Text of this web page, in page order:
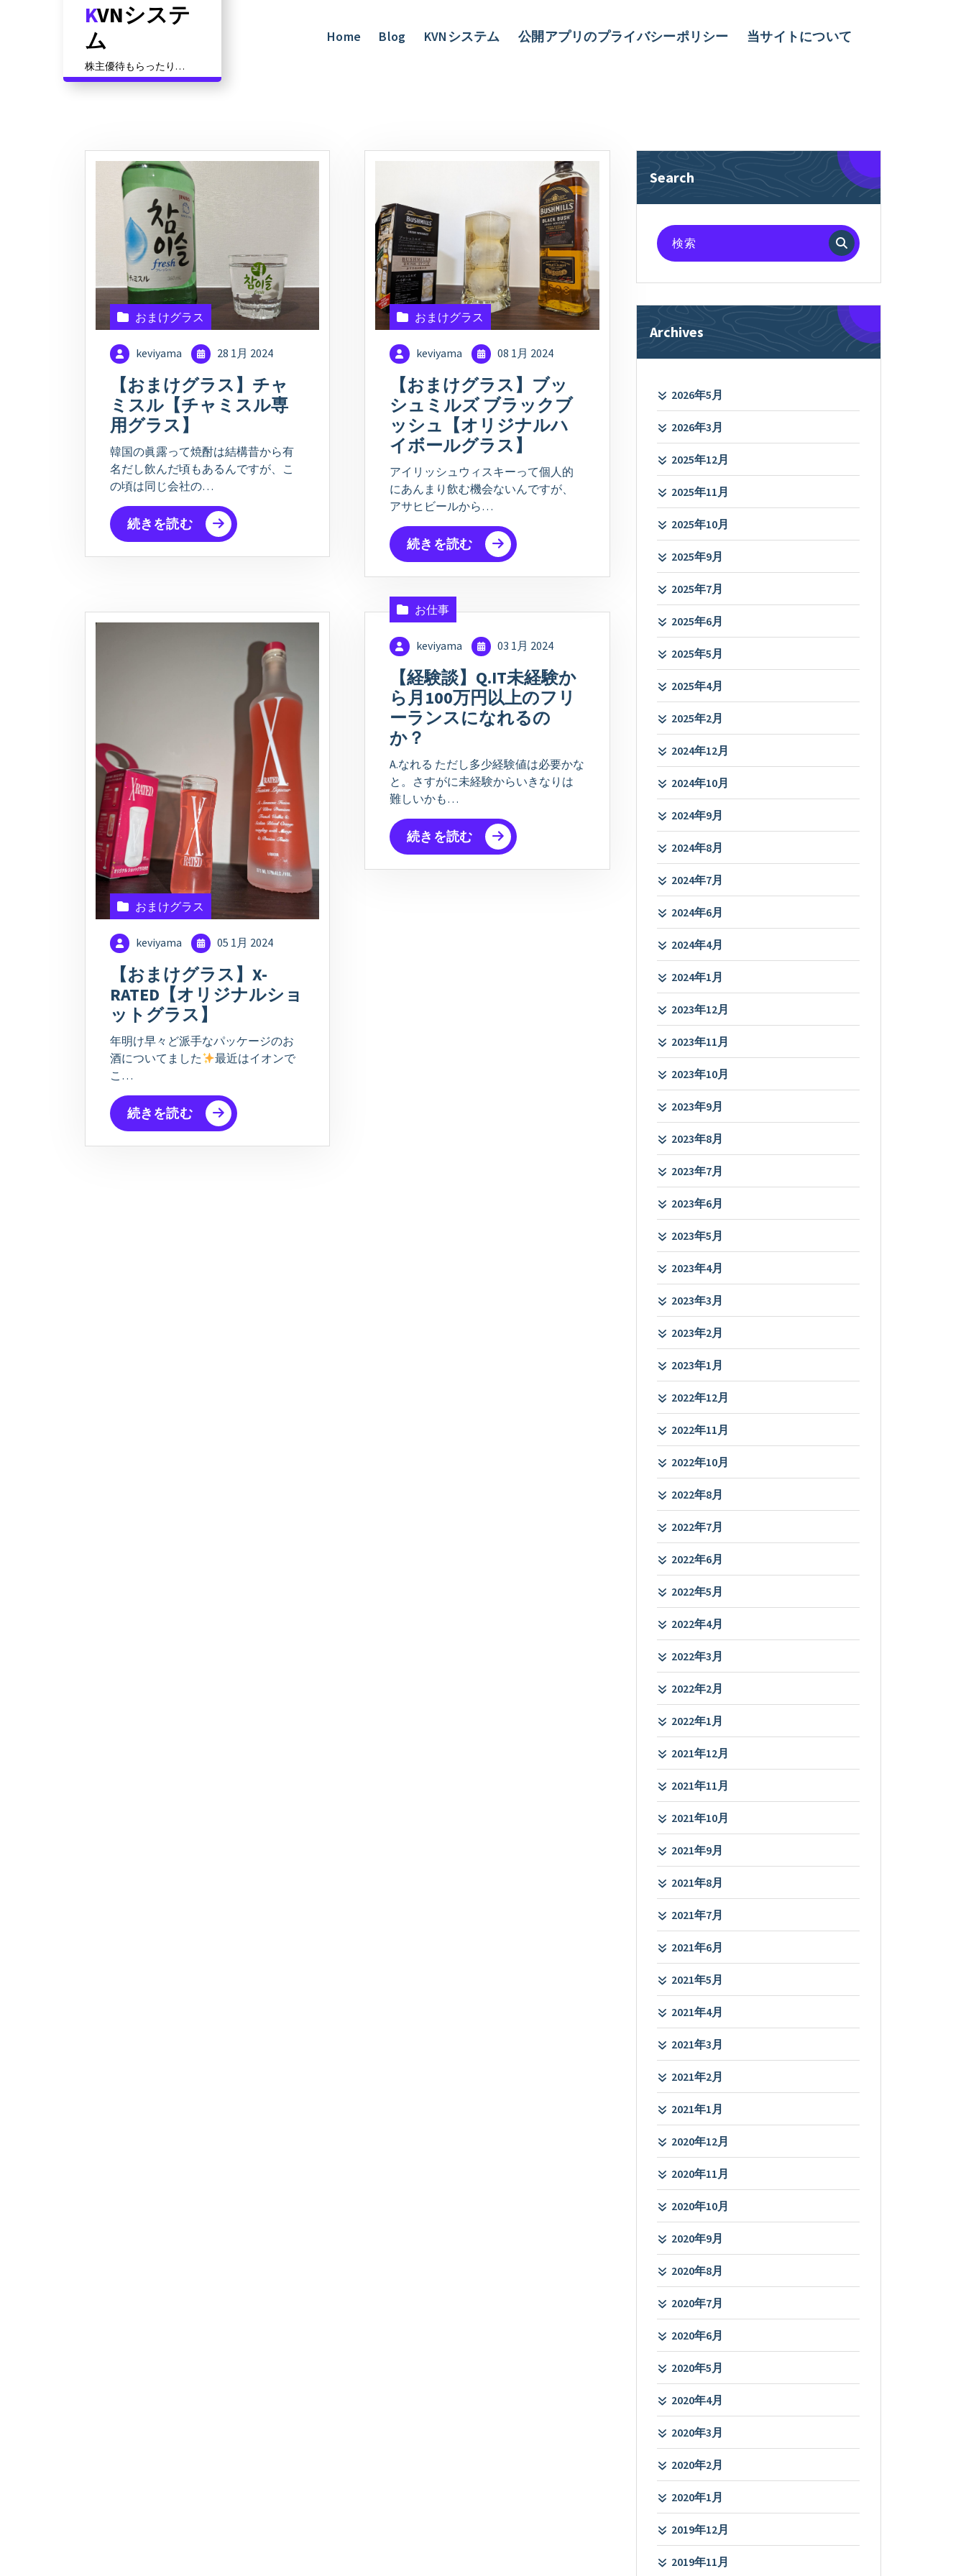
KVNシステ
ム
株主優待もらったり資
格対策だったりその他
Home Blog KVNシステム 公開アプリのプライバシーポリシー 当サイトについて
おまけグラス
keviyama 28 1月 2024
【おまけグラス】チャ
ミスル【チャミスル専
用グラス】
韓国の眞露って焼酎は結構昔から有
名だし飲んだ頃もあるんですが、こ
の頃は同じ会社の…
続きを読む
おまけグラス
keviyama 08 1月 2024
【おまけグラス】ブッ
シュミルズ ブラックブ
ッシュ【オリジナルハ
イボールグラス】
アイリッシュウィスキーって個人的
にあんまり飲む機会ないんですが、
アサヒビールから…
続きを読む
おまけグラス
keviyama 05 1月 2024
【おまけグラス】X-
RATED【オリジナルショ
ットグラス】
年明け早々ど派手なパッケージのお
酒についてました
最近はイオンで
こ…
続きを読む
お仕事
keviyama 03 1月 2024
【経験談】Q.IT未経験か
ら月100万円以上のフリ
ーランスになれるの
か？
A.なれる ただし多少経験値は必要かな
と。さすがに未経験からいきなりは
難しいかも…
続きを読む
Search
検
索
象:
Archives
2026年5月
2026年3月
2025年12月
2025年11月
2025年10月
2025年9月
2025年7月
2025年6月
2025年5月
2025年4月
2025年2月
2024年12月
2024年10月
2024年9月
2024年8月
2024年7月
2024年6月
2024年4月
2024年1月
2023年12月
2023年11月
2023年10月
2023年9月
2023年8月
2023年7月
2023年6月
2023年5月
2023年4月
2023年3月
2023年2月
2023年1月
2022年12月
2022年11月
2022年10月
2022年8月
2022年7月
2022年6月
2022年5月
2022年4月
2022年3月
2022年2月
2022年1月
2021年12月
2021年11月
2021年10月
2021年9月
2021年8月
2021年7月
2021年6月
2021年5月
2021年4月
2021年3月
2021年2月
2021年1月
2020年12月
2020年11月
2020年10月
2020年9月
2020年8月
2020年7月
2020年6月
2020年5月
2020年4月
2020年3月
2020年2月
2020年1月
2019年12月
2019年11月